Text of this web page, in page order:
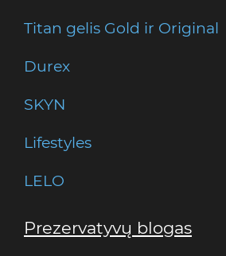
Titan gelis Gold ir Original
Durex
SKYN
Lifestyles
LELO
Prezervatyvų blogas